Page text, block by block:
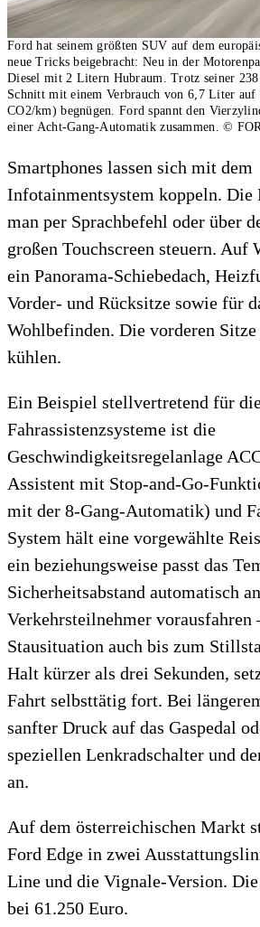
Ford hat seinem größten SUV auf dem
neue Tricks beigebracht: Neu in der
Diesel mit 2 Litern Hubraum. Trotz seiner
Schnitt mit einem Verbrauch von 6,7 Liter
CO2/km) begnügen. Ford spannt den
einer Acht-Gang-Automatik zusammen.
©
Smartphones lassen sich mit dem
Infotainmentsystem koppeln. Die
man per Sprachbefehl oder über
großen Touchscreen steuern. Auf
ein Panorama-Schiebedach,
Vorder- und Rücksitze sowie für
Wohlbefinden. Die vorderen Sitze
kühlen.
Ein Beispiel stellvertretend für
Fahrassistenzsysteme ist die
Geschwindigkeitsregelanlage
Assistent mit Stop-and-Go-
mit der 8-Gang-Automatik) und
System hält eine vorgewählte
ein beziehungsweise passt das
Sicherheitsabstand automatisch
Verkehrsteilnehmer vorausfahren
Stausituation auch bis zum
Halt kürzer als drei Sekunden,
Fahrt selbsttätig fort. Bei
sanfter Druck auf das Gaspedal
speziellen Lenkradschalter und
an.
Auf dem österreichischen Markt
Ford Edge in zwei
Line und die Vignale-Version. Die
bei 61.250 Euro.